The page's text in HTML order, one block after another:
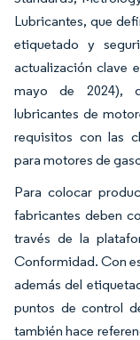
Lubricantes, que
etiquetado y
actualización clave
mayo de 2024),
lubricantes de
requisitos con las
para motores de
Para colocar
fabricantes deben
través de la
Conformidad. Con
además del
puntos de control
también hace